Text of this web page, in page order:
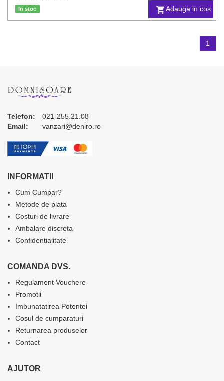
Adauga in cos
In stoc
1
Telefon:
021-255.21.08
Email:
vanzari@deniro.ro
INFORMATII
Cum Cumpar?
Metode de plata
Costuri de livrare
Ambalare discreta
Confidentialitate
COMANDA DVS.
Regulament Vouchere
Promotii
Imbunatatirea Potentei
Cosul de cumparaturi
Returnarea produselor
Contact
AJUTOR